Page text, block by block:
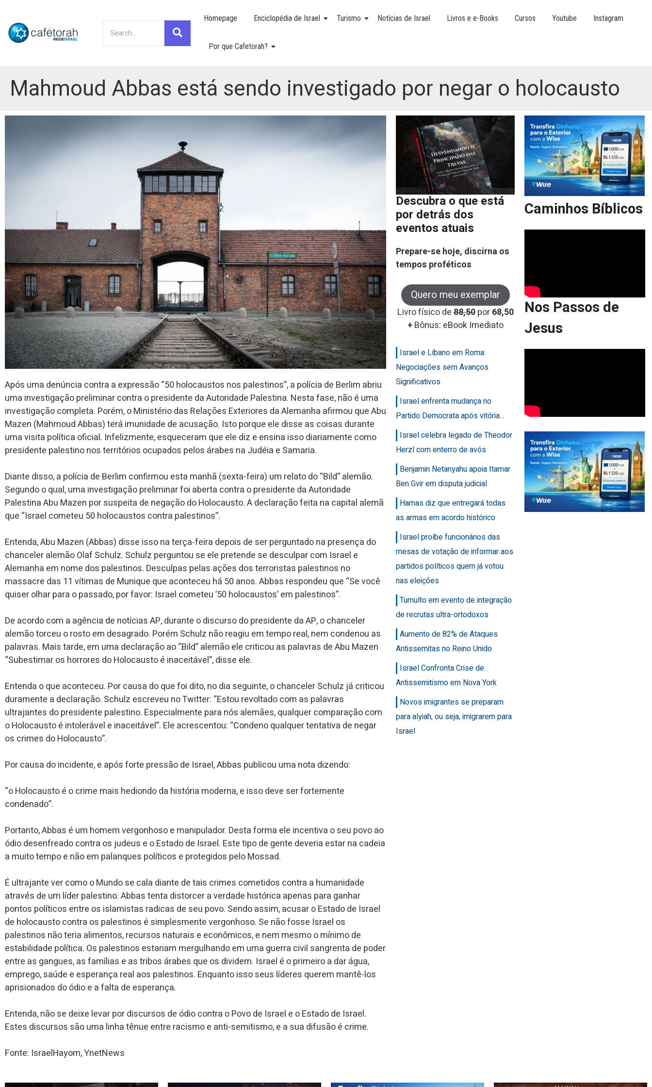
Homepage Enciclopédia de Israel Turismo Notícias de Israel Livros e e-Books Cursos Youtube Instagram
Por que Cafetorah?
Mahmoud Abbas está sendo investigado por negar o holocausto
Após uma denúncia contra a expressão “50 holocaustos nos palestinos”, a polícia de Berlim abriu
uma investigação preliminar contra o presidente da Autoridade Palestina. Nesta fase, não é uma
investigação completa. Porém, o Ministério das Relações Exteriores da Alemanha afirmou que Abu
Mazen (Mahmoud Abbas) terá imunidade de acusação. Isto porque ele disse as coisas durante
uma visita política oficial. Infelizmente, esqueceram que ele diz e ensina isso diariamente como
presidente palestino nos territórios ocupados pelos árabes na Judéia e Samaria.
Diante disso, a polícia de Berlim confirmou esta manhã (sexta-feira) um relato do “Bild” alemão.
Segundo o qual, uma investigação preliminar foi aberta contra o presidente da Autoridade
Palestina Abu Mazen por suspeita de negação do Holocausto. A declaração feita na capital alemã
que “Israel cometeu 50 holocaustos contra palestinos”.
Entenda, Abu Mazen (Abbas) disse isso na terça-feira depois de ser perguntado na presença do
chanceler alemão Olaf Schulz. Schulz perguntou se ele pretende se desculpar com Israel e
Alemanha em nome dos palestinos. Desculpas pelas ações dos terroristas palestinos no
massacre das 11 vítimas de Munique que aconteceu há 50 anos. Abbas respondeu que “Se você
quiser olhar para o passado, por favor: Israel cometeu ’50 holocaustos’ em palestinos”.
De acordo com a agência de notícias AP, durante o discurso do presidente da AP, o chanceler
alemão torceu o rosto em desagrado. Porém Schulz não reagiu em tempo real, nem condenou as
palavras. Mais tarde, em uma declaração ao “Bild” alemão ele criticou as palavras de Abu Mazen
“Subestimar os horrores do Holocausto é inaceitável”, disse ele.
Entenda o que aconteceu. Por causa do que foi dito, no dia seguinte, o chanceler Schulz já criticou
duramente a declaração. Schulz escreveu no Twitter: “Estou revoltado com as palavras
ultrajantes do presidente palestino. Especialmente para nós alemães, qualquer comparação com
o Holocausto é intolerável e inaceitável”. Ele acrescentou: “Condeno qualquer tentativa de negar
os crimes do Holocausto”.
Por causa do incidente, e após forte pressão de Israel, Abbas publicou uma nota dizendo:
“o Holocausto é o crime mais hediondo da história moderna, e isso deve ser fortemente
condenado”.
Portanto, Abbas é um homem vergonhoso e manipulador. Desta forma ele incentiva o seu povo ao
ódio desenfreado contra os judeus e o Estado de Israel. Este tipo de gente deveria estar na cadeia
a muito tempo e não em palanques políticos e protegidos pelo Mossad.
É ultrajante ver como o Mundo se cala diante de tais crimes cometidos contra a humanidade
através de um líder palestino. Abbas tenta distorcer a verdade histórica apenas para ganhar
pontos políticos entre os islamistas radicas de seu povo. Sendo assim, acusar o Estado de Israel
de holocausto contra os palestinos é simplesmente vergonhoso. Se não fosse Israel os
palestinos não teria alimentos, recursos naturais e econômicos, e nem mesmo o mínimo de
estabilidade política. Os palestinos estariam mergulhando em uma guerra civil sangrenta de poder
entre as gangues, as famílias e as tribos árabes que os dividem. Israel é o primeiro a dar água,
emprego, saúde e esperança real aos palestinos. Enquanto isso seus líderes querem mantê-los
aprisionados do ódio e a falta de esperança.
Entenda, não se deixe levar por discursos de ódio contra o Povo de Israel e o Estado de Israel.
Estes discursos são uma linha tênue entre racismo e anti-semitismo, e a sua difusão é crime.
Fonte: IsraelHayom, YnetNews
Descubra o que está
por detrás dos
eventos atuais
Prepare-se hoje, discirna os
tempos proféticos
Quero meu exemplar
Livro físico de88,50 por68,50
+Bônus: eBook Imediato
Israel e Líbano em Roma:
Negociações sem Avanços
Significativos
Israel enfrenta mudança no
Partido Democrata após vitória…
Israel celebra legado de Theodor
Herzl com enterro de avós
Benjamin Netanyahu apoia Itamar
Ben Gvir em disputa judicial
Hamas diz que entregará todas
as armas em acordo histórico
Israel proíbe funcionários das
mesas de votação de informar aos
partidos políticos quem já votou
nas eleições
Tumulto em evento de integração
de recrutas ultra-ortodoxos
Aumento de 82% de Ataques
Antissemitas no Reino Unido
Israel Confronta Crise de
Antissemitismo em Nova York
Novos imigrantes se preparam
para alyiah, ou seja, imigrarem para
Israel
Caminhos Bíblicos
Nos Passos de
Jesus